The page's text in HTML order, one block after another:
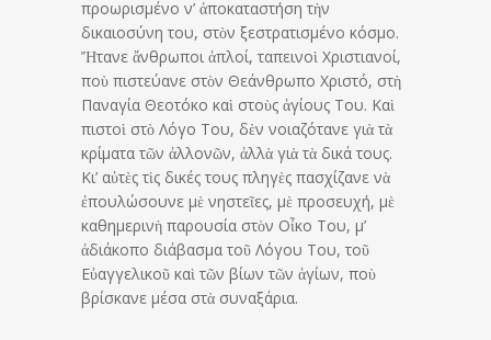
προωρισμένο ν’ ἀποκαταστήση τὴν
δικαιοσύνη του, στὸν ξεστρατισμέ­νο κόσμο.
Ἤτανε ἄνθρωποι ἁπλοί, ταπεινοὶ Χριστιανοί,
ποὺ πιστεύανε στὸν Θεάνθρωπο Χριστό, στὴ
Παναγία Θεοτόκο καὶ στοὺς ἁγίους Του. Καὶ
πιστοὶ στὸ Λόγο Του, δὲν νοιαζότανε γιὰ τὰ
κρίματα τῶν ἀλλονῶν, ἀλλὰ γιὰ τὰ δικά τους.
Κι’ αὐτὲς τὶς δικές τους πληγὲς πασχίζανε νὰ
ἐπουλώσουνε μὲ νηστεῖες, μὲ προσευχή, μὲ
καθημερινὴ παρουσία στὸν Οἶκο Του, μ’
ἀδιάκοπο διάβασμα τοῦ Λό­γου Του, τοῦ
Εὐαγγελικοῦ καὶ τῶν βίων τῶν ἁγίων, ποὺ
βρίσκανε μέσα στὰ συναξάρια.